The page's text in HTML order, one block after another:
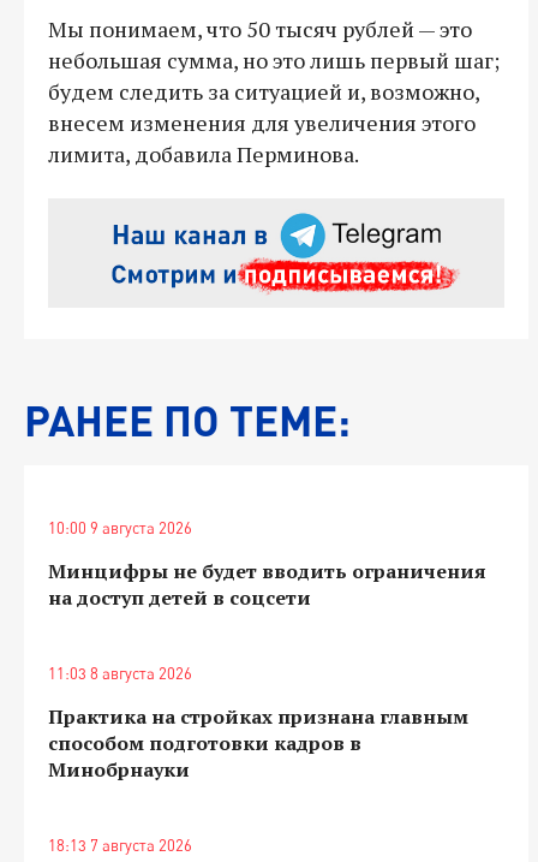
Мы понимаем, что 50 тысяч рублей — это
небольшая сумма, но это лишь первый шаг;
будем следить за ситуацией и, возможно,
внесем изменения для увеличения этого
лимита, добавила Перминова.
РАНЕЕ ПО ТЕМЕ:
10:00 9 августа 2026
Минцифры не будет вводить ограничения
на доступ детей в соцсети
11:03 8 августа 2026
Практика на стройках признана главным
способом подготовки кадров в
Минобрнауки
18:13 7 августа 2026